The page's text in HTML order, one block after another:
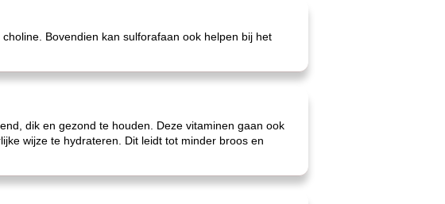
Bovendien kan sulforafaan ook helpen bij het
dik en gezond te houden. Deze vitaminen gaan ook
wijze te hydrateren. Dit leidt tot minder broos en